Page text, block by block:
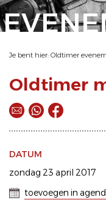
Je bent hier: Oldtimer
Oldtimer
DATUM
zondag 23 april 2017
toevoegen in